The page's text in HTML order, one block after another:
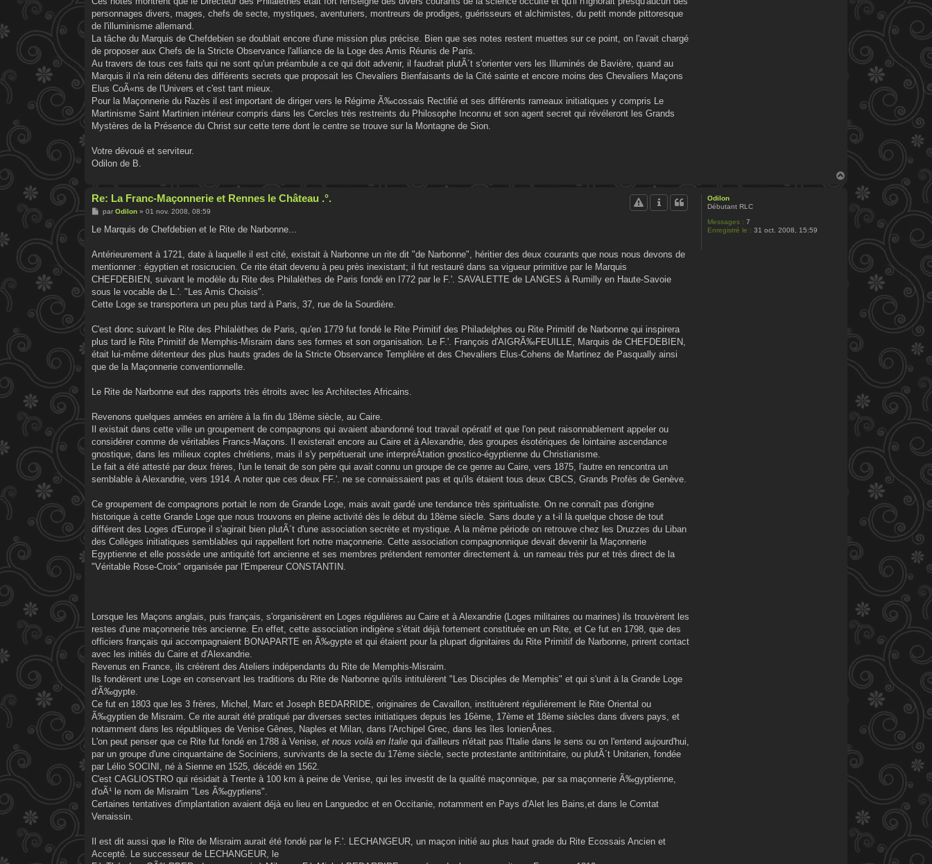
personnages divers, mages, chefs de secte, mystiques, aventuriers, montreurs de prodiges, guérisseurs et alchimistes, du petit monde pittoresque
de l'illuminisme allemand.
La tâche du Marquis de Chefdebien se doublait encore d'une mission plus précise. Bien que ses notes restent muettes sur ce point, on l'avait chargé
de proposer aux Chefs de la Stricte Observance l'alliance de la Loge des Amis Réunis de Paris.
Au travers de tous ces faits qui ne sont qu'un préambule a ce qui doit advenir, il faudrait plutÃ´t s'orienter vers les Illuminés de Bavière, quand au
Marquis il n'a rein détenu des différents secrets que proposait les Chevaliers Bienfaisants de la Cité sainte et encore moins des Chevaliers Maçons
Elus CoÃ«ns de l'Univers et c'est tant mieux.
Pour la Maçonnerie du Razès il est important de diriger vers le Régime Ã‰cossais Rectifié et ses différents rameaux initiatiques y compris Le
Martinisme Saint Martinien intérieur compris dans les Cercles très restreints du Philosophe Inconnu et son agent secret qui révéleront les Grands
Mystères de la Présence du Christ sur cette terre dont le centre se trouve sur la Montagne de Sion.
Votre dévoué et serviteur.
Odilon de B.
Odilon
Débutant RLC
Messages : 7
Enregistré le : 31 oct. 2008, 15:59
Re: La Franc-Maçonnerie et Rennes le Château .°.
M
s
g
par Odilon» 01 nov. 2008, 08:59
Le Marquis de Chefdebien et le Rite de Narbonne...
Antérieurement à 1721, date à laquelle il est cité, existait à Narbonne un rite dit "de Narbonne", héritier des deux courants que nous nous devons de
mentionner : égyptien et rosicrucien. Ce rite était devenu à peu près inexistant; il fut restauré dans sa vigueur primitive par le Marquis
CHEFDEBIEN, suivant le modèle du Rite des Philalèthes de Paris fondé en I772 par le F.'. SAVALETTE de LANGES à Rumilly en Haute-Savoie
sous le vocable de L.'. "Les Amis Choisis".
Cette Loge se transportera un peu plus tard à Paris, 37, rue de la Sourdière.
C'est donc suivant le Rite des Philalèthes de Paris, qu'en 1779 fut fondé le Rite Primitif des Philadelphes ou Rite Primitif de Narbonne qui inspirera
plus tard le Rite Primitif de Memphis-Misraim dans ses formes et son organisation. Le F.'. François d'AIGRÃ‰FEUILLE, Marquis de CHEFDEBIEN,
était lui-même détenteur des plus hauts grades de la Stricte Observance Templière et des Chevaliers Elus-Cohens de Martinez de Pasqually ainsi
que de la Maçonnerie conventionnelle.
Le Rite de Narbonne eut des rapports très étroits avec les Architectes Africains.
Revenons quelques années en arrière à la fin du 18ème siècle, au Caire.
Il existait dans cette ville un groupement de compagnons qui avaient abandonné tout travail opératif et que l'on peut raisonnablement appeler ou
considérer comme de véritables Francs-Maçons. Il existerait encore au Caire et à Alexandrie, des groupes ésotériques de lointaine ascendance
gnostique, dans les milieux coptes chrétiens, mais il s'y perpétuerait une interpréÂ­tation gnostico-égyptienne du Christianisme.
Le fait a été attesté par deux frères, l'un le tenait de son père qui avait connu un groupe de ce genre au Caire, vers 1875, l'autre en rencontra un
semblable à Alexandrie, vers 1914. A noter que ces deux FF.'. ne se connaissaient pas et qu'ils étaient tous deux CBCS, Grands Profès de Genève.
Ce groupement de compagnons portait le nom de Grande Loge, mais avait gardé une tendance très spiritualiste. On ne connaît pas d'origine
historique à cette Grande Loge que nous trouvons en pleine activité dès le début du 18ème siècle. Sans doute y a t-il là quelque chose de tout
différent des Loges d'Europe il s'agirait bien plutÃ´t d'une association secrète et mystique. A la même période on retrouve chez les Druzzes du Liban
des Collèges initiatiques semblables qui rappellent fort notre maçonnerie. Cette association compagnonnique devait devenir la Maçonnerie
Egyptienne et elle possède une antiquité fort ancienne et ses membres prétendent remonter directement à. un rameau très pur et très direct de la
"Véritable Rose-Croix" organisée par l'Empereur CONSTANTIN.
Lorsque les Maçons anglais, puis français, s'organisèrent en Loges régulières au Caire et à Alexandrie (Loges militaires ou marines) ils trouvèrent les
restes d'une maçonnerie très ancienne. En effet, cette association indigène s'était déjà fortement constituée en un Rite, et Ce fut en 1798, que des
officiers français qui accompagnaient BONAPARTE en Ã‰gypte et qui étaient pour la plupart dignitaires du Rite Primitif de Narbonne, prirent contact
avec les initiés du Caire et d'Alexandrie.
Revenus en France, ils créèrent des Ateliers indépendants du Rite de Memphis-Misraim.
Ils fondèrent une Loge en conservant les traditions du Rite de Narbonne qu'ils intitulèrent "Les Disciples de Memphis" et qui s'unit à la Grande Loge
d'Ã‰gypte.
Ce fut en 1803 que les 3 frères, Michel, Marc et Joseph BEDARRIDE, originaires de Cavaillon, instituèrent régulièrement le Rite Oriental ou
Ã‰gyptien de Misraim. Ce rite aurait été pratiqué par diverses sectes initiatiques depuis les 16ème, 17ème et 18ème siècles dans divers pays, et
notamment dans les républiques de Venise Gênes, Naples et Milan, dans l'Archipel Grec, dans les îles IonienÂ­nes.
L'on peut penser que ce Rite fut fondé en 1788 à Venise, et nous voilà en Italie qui d'ailleurs n'était pas l'Italie dans le sens ou on l'entend aujourd'hui,
par un groupe d'une cinquantaine de Sociniens, survivants de la secte du 17ème siècle, secte protestante antitrinitaire, ou plutÃ´t Unitarien, fondée
par Lélio SOCINI, né à Sienne en 1525, décédé en 1562.
C'est CAGLIOSTRO qui résidait à Trente à 100 km à peine de Venise, qui les investit de la qualité maçonnique, par sa maçonnerie Ã‰gyptienne,
d'oÃ¹ le nom de Misraim "Les Ã‰gyptiens".
Certaines tentatives d'implantation avaient déjà eu lieu en Languedoc et en Occitanie, notamment en Pays d'Alet les Bains,et dans le Comtat
Venaissin.
Il est dit aussi que le Rite de Misraim aurait été fondé par le F.'. LECHANGEUR, un maçon initié au plus haut grade du Rite Ecossais Ancien et
Accepté. Le successeur de LECHANGEUR, le